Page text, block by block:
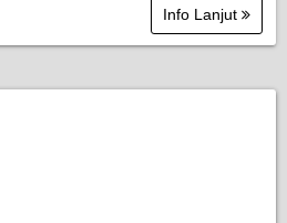
Info Lanjut